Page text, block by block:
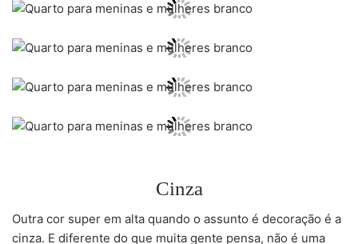
Cinza
Outra cor super em alta quando o assunto é decoração é a
cinza. E diferente do que muita gente pensa, não é uma